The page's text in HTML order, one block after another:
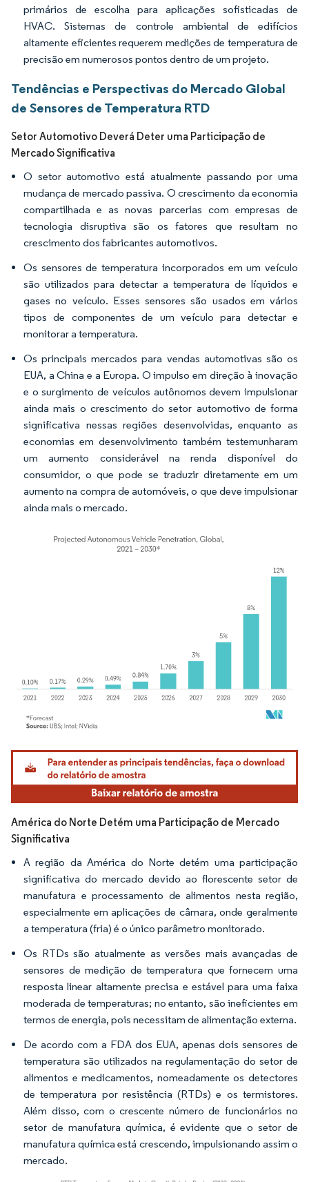
primários de escolha para aplicações sofisticadas de
HVAC. Sistemas de controle ambiental de edifícios
altamente eficientes requerem medições de temperatura de
precisão em numerosos pontos dentro de um projeto.
Tendências e Perspectivas do Mercado Global
de Sensores de Temperatura RTD
Setor Automotivo Deverá Deter uma Participação de
Mercado Significativa
O setor automotivo está atualmente passando por uma
mudança de mercado passiva. O crescimento da economia
compartilhada e as novas parcerias com empresas de
tecnologia disruptiva são os fatores que resultam no
crescimento dos fabricantes automotivos.
Os sensores de temperatura incorporados em um veículo
são utilizados para detectar a temperatura de líquidos e
gases no veículo. Esses sensores são usados em vários
tipos de componentes de um veículo para detectar e
monitorar a temperatura.
Os principais mercados para vendas automotivas são os
EUA, a China e a Europa. O impulso em direção à inovação
e o surgimento de veículos autônomos devem impulsionar
ainda mais o crescimento do setor automotivo de forma
significativa nessas regiões desenvolvidas, enquanto as
economias em desenvolvimento também testemunharam
um aumento considerável na renda disponível do
consumidor, o que pode se traduzir diretamente em um
aumento na compra de automóveis, o que deve impulsionar
ainda mais o mercado.
Imagem © Mordor Intelligence. O reuso requer atribuição conforme CC BY 4.0.
América do Norte Detém uma Participação de Mercado
Significativa
A região da América do Norte detém uma participação
significativa do mercado devido ao florescente setor de
manufatura e processamento de alimentos nesta região,
especialmente em aplicações de câmara, onde geralmente
a temperatura (fria) é o único parâmetro monitorado.
Os RTDs são atualmente as versões mais avançadas de
sensores de medição de temperatura que fornecem uma
resposta linear altamente precisa e estável para uma faixa
moderada de temperaturas; no entanto, são ineficientes em
termos de energia, pois necessitam de alimentação externa.
De acordo com a FDA dos EUA, apenas dois sensores de
temperatura são utilizados na regulamentação do setor de
alimentos e medicamentos, nomeadamente os detectores
de temperatura por resistência (RTDs) e os termistores.
Além disso, com o crescente número de funcionários no
setor de manufatura química, é evidente que o setor de
manufatura química está crescendo, impulsionando assim o
mercado.